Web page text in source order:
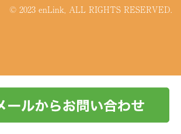
© 2023 enLink, ALL RIGHTS RESERVED.